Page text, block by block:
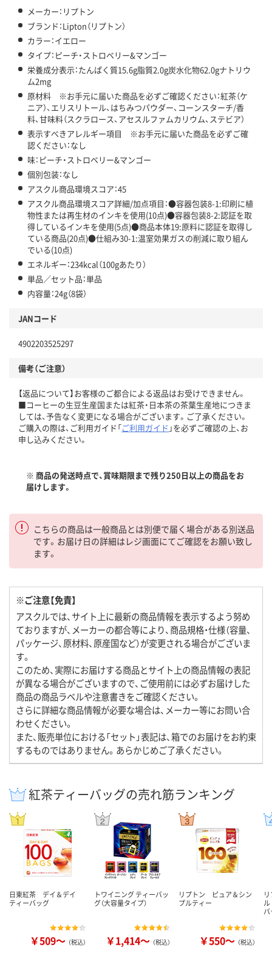
メーカー：リプトン
ブランド：Lipton（リプトン）
カラー：イエロー
タイプ：ピーチ・ストロベリー&マンゴー
栄養成分表示：たんぱく質15.6g脂質2.0g炭水化物62.0gナトリウ
ム2mg
原材料 ※お手元に届いた商品を必ずご確認ください：紅茶（ケ
ニア）、エリスリトール、はちみつパウダー、コーンスターチ/香
料、甘味料（スクラロース、アセスルファムカリウム、ステビア）
表示すべきアレルギー項目 ※お手元に届いた商品を必ずご確
認ください：なし
味：ピーチ・ストロベリー&マンゴー
個別包装：なし
アスクル商品環境スコア：45
アスクル商品環境スコア詳細/加点項目：●容器包装8-1:印刷に植
物性または再生材のインキを使用(10点)●容器包装8-2:認証を取
得しているインキを使用(5点)●商品本体19:原料に認証を取得し
ている商品(20点)●仕組み30-1:温室効果ガスの削減に取り組ん
でいる(10点)
エネルギー：234kcal（100gあたり）
単品／セット品：単品
内容量：24g（8袋）
JANコード
4902203525297
備考（ご注意）
【返品について】お客様のご都合による返品はお受けできません。
■コーヒーの生豆生産国または紅茶・日本茶の茶葉生産地につきま
しては、予告なく変更になる場合がございます。ご了承ください。
ご購入の際は、ご利用ガイド「ご利用ガイド 」を必ずご確認の上、お
申し込みください。
※ 商品の発送時点で、賞味期限まで残り250日以上の商品をお
届けします。
こちらの商品は一般商品とは別便で届く場合がある別送品
です。お届け日の詳細はレジ画面にてご確認をお願い致し
ます。
※ご注意【免責】
アスクルでは、サイト上に最新の商品情報を表示するよう努め
ておりますが、メーカーの都合等により、商品規格・仕様（容量、
パッケージ、原材料、原産国など）が変更される場合がございま
す。
このため、実際にお届けする商品とサイト上の商品情報の表記
が異なる場合がございますので、ご使用前には必ずお届けした
商品の商品ラベルや注意書きをご確認ください。
さらに詳細な商品情報が必要な場合は、メーカー等にお問い合
わせください。
また、販売単位における「セット」表記は、箱でのお届けをお約束
するものではありません。あらかじめご了承ください。
紅茶ティーバッグの売れ筋ランキング
日東紅茶 デイ＆デイ
ティーバッグ
￥509～ （税込）
トワイニング ティーバッ
グ（大容量タイプ）
￥1,414～ （税込）
リプトン ピュア＆シン
プルティー
￥550～ （税込）